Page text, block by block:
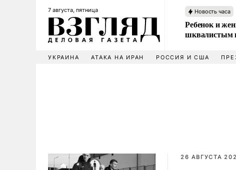
7 августа, пятница Новость часа
Ребенок и
шквалистым
УКРАИНА АТАКА НА ИРАН РОССИЯ И США
26 АВГУСТА